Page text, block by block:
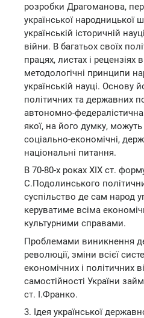
розробки Драгоманова,
української
українській історичній
війни. В багатьох своїх
працях, листах і рецензіях
методологічні принципи
українській науці. Основу
політичних та державних
автономно-
якої, на його думку, можуть
соціально-економічні,
національні питання.
В 70-80-х роках ХІХ ст.
С.Подолинського
суспільство де сам народ
керуватиме всіма
культурними справами.
Проблемами виникнення
революції, зміни всієї
економічних і політичних
самостійності України
ст. І.Франко.
3. Ідея української